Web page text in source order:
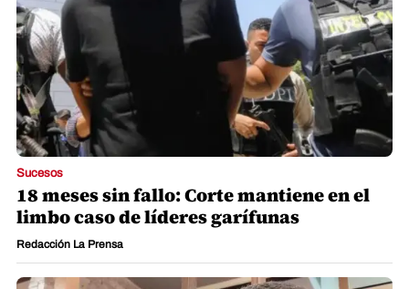
Sucesos
18 meses sin fallo: Corte mantiene en el
limbo caso de líderes garífunas
Redacción La Prensa